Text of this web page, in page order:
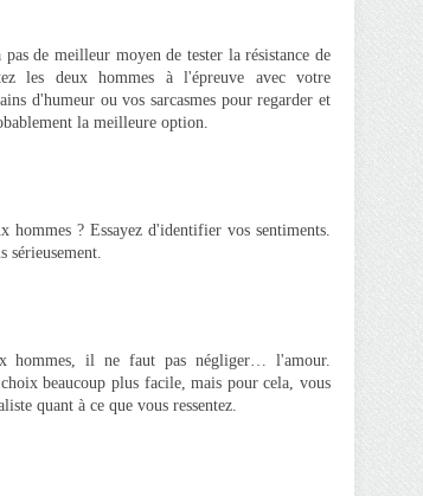
de meilleur moyen de tester la résistance de
les deux hommes à l'épreuve avec votre
d'humeur ou vos sarcasmes pour regarder et
la meilleure option.
hommes ? Essayez d'identifier vos sentiments.
sérieusement.
hommes, il ne faut pas négliger… l'amour.
beaucoup plus facile, mais pour cela, vous
quant à ce que vous ressentez.